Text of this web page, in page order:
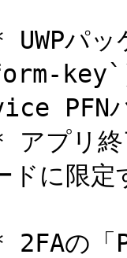
パッ
key`)
PFN
プリ終
ドに限
の「